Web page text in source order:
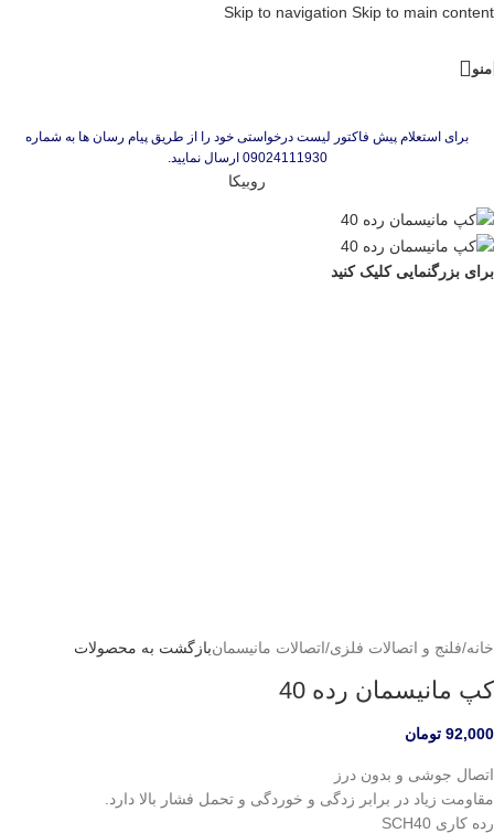
Skip to navigation Skip to main content
منو
برای استعلام پیش فاکتور لیست درخواستی خود را از طریق پیام رسان ها به شماره
09024111930 ارسال نمایید.
روبیکا
برای بزرگنمایی کلیک کنید
خانه/فلنج و اتصالات فلزی/اتصالات مانیسمانبازگشت به محصولات
کپ مانیسمان رده 40
92,000 تومان
اتصال جوشی و بدون درز
مقاومت زیاد در برابر زدگی و خوردگی و تحمل فشار بالا دارد.
رده کاری SCH40